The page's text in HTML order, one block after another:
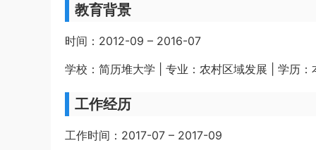
教育背景
时间：2012-09 – 2016-07
学校：简历堆大学 | 专业：农村区域发展 | 学历：
工作经历
工作时间：2017-07 – 2017-09